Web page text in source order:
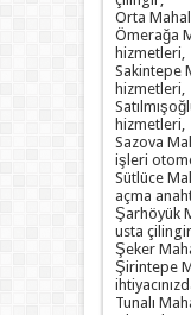
Orta
Ömerağa
hizmetleri,
Sakintepe
hizmetleri,
hizmetleri,
Sazova
işleri
Sütlüce
açma
Şarhöyük
usta
Şeker
Şirintepe
Tunalı